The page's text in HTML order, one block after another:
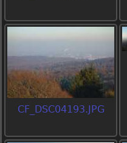
CF_DSC04193.JPG